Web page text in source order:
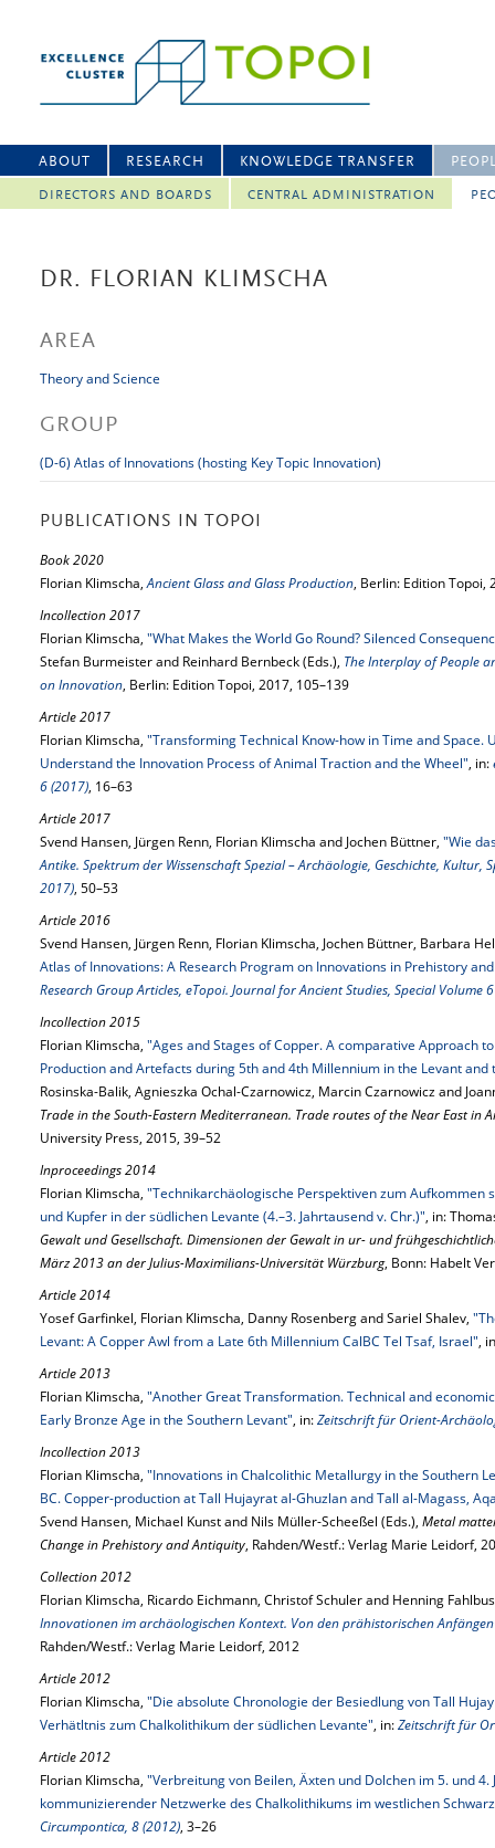
ABOUT RESEARCH KNOWLEDGE TRANSFER
DIRECTORS AND BOARDS CENTRAL ADMINISTRATION
DR. FLORIAN KLIMSCHA
AREA
Theory and Science
GROUP
(D-6) Atlas of Innovations (hosting Key Topic Innovation)
PUBLICATIONS IN TOPOI
Book 2020
Florian Klimscha,Ancient Glass and Glass Production, Berlin: Edition Topoi,
Incollection 2017
Florian Klimscha, "What Makes the World Go Round? Silenced
Stefan Burmeister and Reinhard Bernbeck (Eds.), The Interplay of People
on Innovation, Berlin: Edition Topoi, 2017, 105–139
Article 2017
Florian Klimscha, "Transforming Technical Know-how in Time and Space.
Understand the Innovation Process of Animal Traction and the Wheel", in:
6 (2017), 16–63
Article 2017
Svend Hansen, Jürgen Renn, Florian Klimscha and Jochen Büttner, "Wie
Antike. Spektrum der Wissenschaft Spezial – Archäologie, Geschichte, Kultur,
2017), 50–53
Article 2016
Svend Hansen, Jürgen Renn, Florian Klimscha, Jochen Büttner, Barbara
Atlas of Innovations: A Research Program on Innovations in Prehistory
Research Group Articles, eTopoi. Journal for Ancient Studies, Special Volume
Incollection 2015
Florian Klimscha, "Ages and Stages of Copper. A comparative Approach
Production and Artefacts during 5th and 4th Millennium in the Levant and
Rosinska-Balik, Agnieszka Ochal-Czarnowicz, Marcin Czarnowicz and
Trade in the South-Eastern Mediterranean. Trade routes of the Near East in
University Press, 2015, 39–52
Inproceedings 2014
Florian Klimscha, "Technikarchäologische Perspektiven zum
und Kupfer in der südlichen Levante (4.–3. Jahrtausend v. Chr.)", in:
Gewalt und Gesellschaft. Dimensionen der Gewalt in ur- und
März 2013 an der Julius-Maximilians-Universität Würzburg, Bonn: Habelt
Article 2014
Yosef Garfinkel, Florian Klimscha, Danny Rosenberg and Sariel Shalev,
Levant: A Copper Awl from a Late 6th Millennium CalBC Tel Tsaf, Israel",
Article 2013
Florian Klimscha, "Another Great Transformation. Technical and
Early Bronze Age in the Southern Levant", in:Zeitschrift für Orient-
Incollection 2013
Florian Klimscha, "Innovations in Chalcolithic Metallurgy in the Southern
BC. Copper-production at Tall Hujayrat al-Ghuzlan and Tall al-Magass,
Svend Hansen, Michael Kunst and Nils Müller-Scheeßel (Eds.), Metal
Change in Prehistory and Antiquity, Rahden/Westf.: Verlag Marie Leidorf,
Collection 2012
Florian Klimscha, Ricardo Eichmann, Christof Schuler and Henning
Innovationen im archäologischen Kontext. Von den prähistorischen
Rahden/Westf.: Verlag Marie Leidorf, 2012
Article 2012
Florian Klimscha, "Die absolute Chronologie der Besiedlung von Tall
Verhätltnis zum Chalkolithikum der südlichen Levante", in:Zeitschrift für
Article 2012
Florian Klimscha, "Verbreitung von Beilen, Äxten und Dolchen im 5. und
kommunizierender Netzwerke des Chalkolithikums im westlichen
Circumpontica, 8 (2012), 3–26